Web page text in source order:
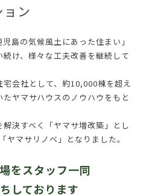
ョン
島の気候風土にあった住まい」
け、様々な工夫改善を継続して
会社として、約10,000棟を超え
ヤマサハウスのノウハウをもと
決すべく「ヤマサ増改築」とし
マサリノベ」となりました。
をスタッフ一同
しております